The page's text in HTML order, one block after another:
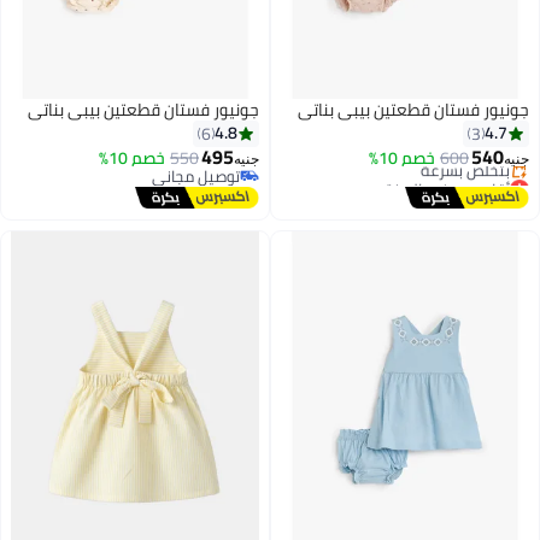
جونيور فستان قطعتين بيبي بناتي
4.7
3
جنيه540
600 خصم 10%
أقل سعر في السنة
توصيل مجاني
بتخلّص بسرعة
جونيور فستان قطعتين بيبي بناتي
4.8
6
جنيه495
550 خصم 10%
توصيل مجاني
توصيل مجاني